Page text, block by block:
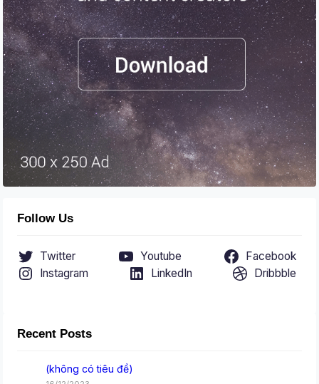
Follow Us
Twitter Youtube
Facebook
Instagram
LinkedIn Dribbble
Recent Posts
(không có tiêu đề)